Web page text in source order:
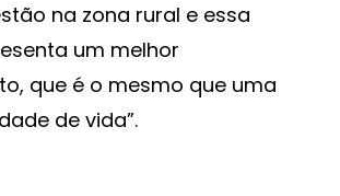
na zona rural e essa
um melhor
que é o mesmo que uma
de vida”.